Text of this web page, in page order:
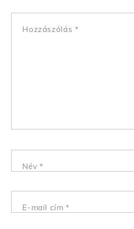
Hozzászólás *
Név *
E-mail cím*